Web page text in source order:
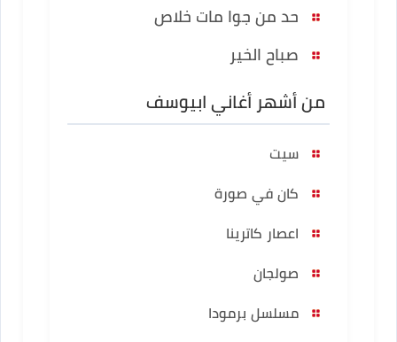
حد من جوا مات خلاص
صباح الخير
من أشهر أغاني ابيوسف
سيت
كان في صورة
اعصار كاترينا
صولجان
مسلسل برمودا